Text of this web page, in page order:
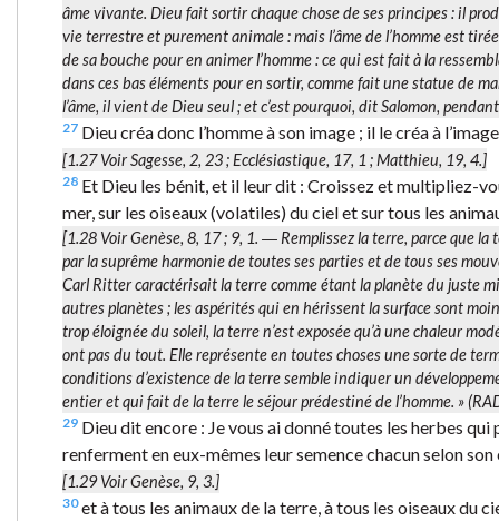
âme vivante. Dieu fait sortir chaque chose de ses principes : il
vie terrestre et purement animale : mais l’âme de l’homme est
de sa bouche pour en animer l’homme : ce qui est fait à la
dans ces bas éléments pour en sortir, comme fait une statue de
l’âme, il vient de Dieu seul ; et c’est pourquoi, dit Salomon,
27 Dieu créa donc l’homme à son image ; il le créa à
[1.27 Voir Sagesse, 2, 23 ; Ecclésiastique, 17, 1 ; Matthieu, 19, 4.]
28 Et Dieu les bénit, et il leur dit : Croissez et multipliez-
mer, sur les oiseaux (volatiles) du ciel et sur tous les
[1.28 Voir Genèse, 8, 17 ; 9, 1. ― Remplissez la terre, parce que la
par la suprême harmonie de toutes ses parties et de tous ses
Carl Ritter caractérisait la terre comme étant la planète du juste
autres planètes ; les aspérités qui en hérissent la surface sont
trop éloignée du soleil, la terre n’est exposée qu’à une chaleur
ont pas du tout. Elle représente en toutes choses une sorte de
conditions d’existence de la terre semble indiquer un
entier et qui fait de la terre le séjour prédestiné de l’homme. »
29 Dieu dit encore : Je vous ai donné toutes les herbes
renferment en eux-mêmes leur semence chacun selon
[1.29 Voir Genèse, 9, 3.]
30et à tous les animaux de la terre, à tous les oiseaux du